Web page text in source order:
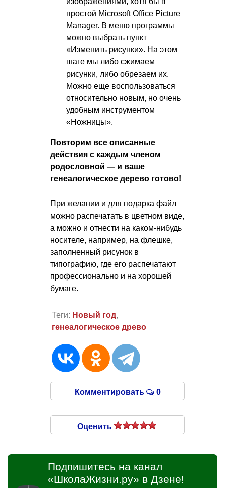
простой Microsoft Office Picture
Manager. В меню программы
можно выбрать пункт
«Изменить рисунки». На этом
шаге мы либо сжимаем
рисунки, либо обрезаем их.
Можно еще воспользоваться
относительно новым, но очень
удобным инструментом
«Ножницы».
Повторим все описанные
действия с каждым членом
родословной — и ваше
генеалогическое дерево готово!
При желании и для подарка файл
можно распечатать в цветном виде,
а можно и отнести на каком-нибудь
носителе, например, на флешке,
заполненный рисунок в
типографию, где его распечатают
профессионально и на хорошей
бумаге.
Теги: Новый год,
генеалогическое древо
Комментировать 0
Оценить
Подпишитесь на канал
«ШколаЖизни.ру» в Дзене!